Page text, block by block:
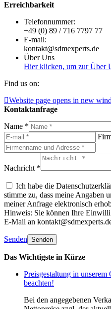
Erreichbarkeit
Telefonnummer:
+49 (0) 89 / 716 7797 77
E-mail:
kontakt@sdmexperts.de
Über Uns
Hier klicken, um zur Über
Find us on:
Website page opens in new
Kontaktanfrage
Name *
Nachricht *
Ich habe die
stimme zu, dass meine Angaben
meiner Anfrage elektronisch
Hinweis: Sie können Ihre
E-Mail an
Senden
Das Wichtigste in Kürze
Preisgestaltung in
beachten!
Bei den angegebenen